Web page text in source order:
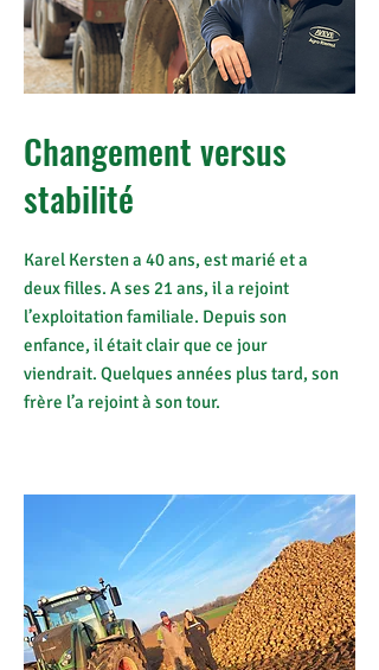
Changement versus
stabilité
Karel Kersten a 40 ans, est marié et a
deux filles. A ses 21 ans, il a rejoint
l’exploitation familiale. Depuis son
enfance, il était clair que ce jour
viendrait. Quelques années plus tard, son
frère l’a rejoint à son tour.